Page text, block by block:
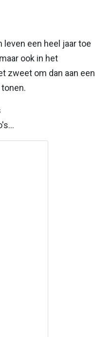
leven een heel jaar toe
ook in het
zweet om dan aan een